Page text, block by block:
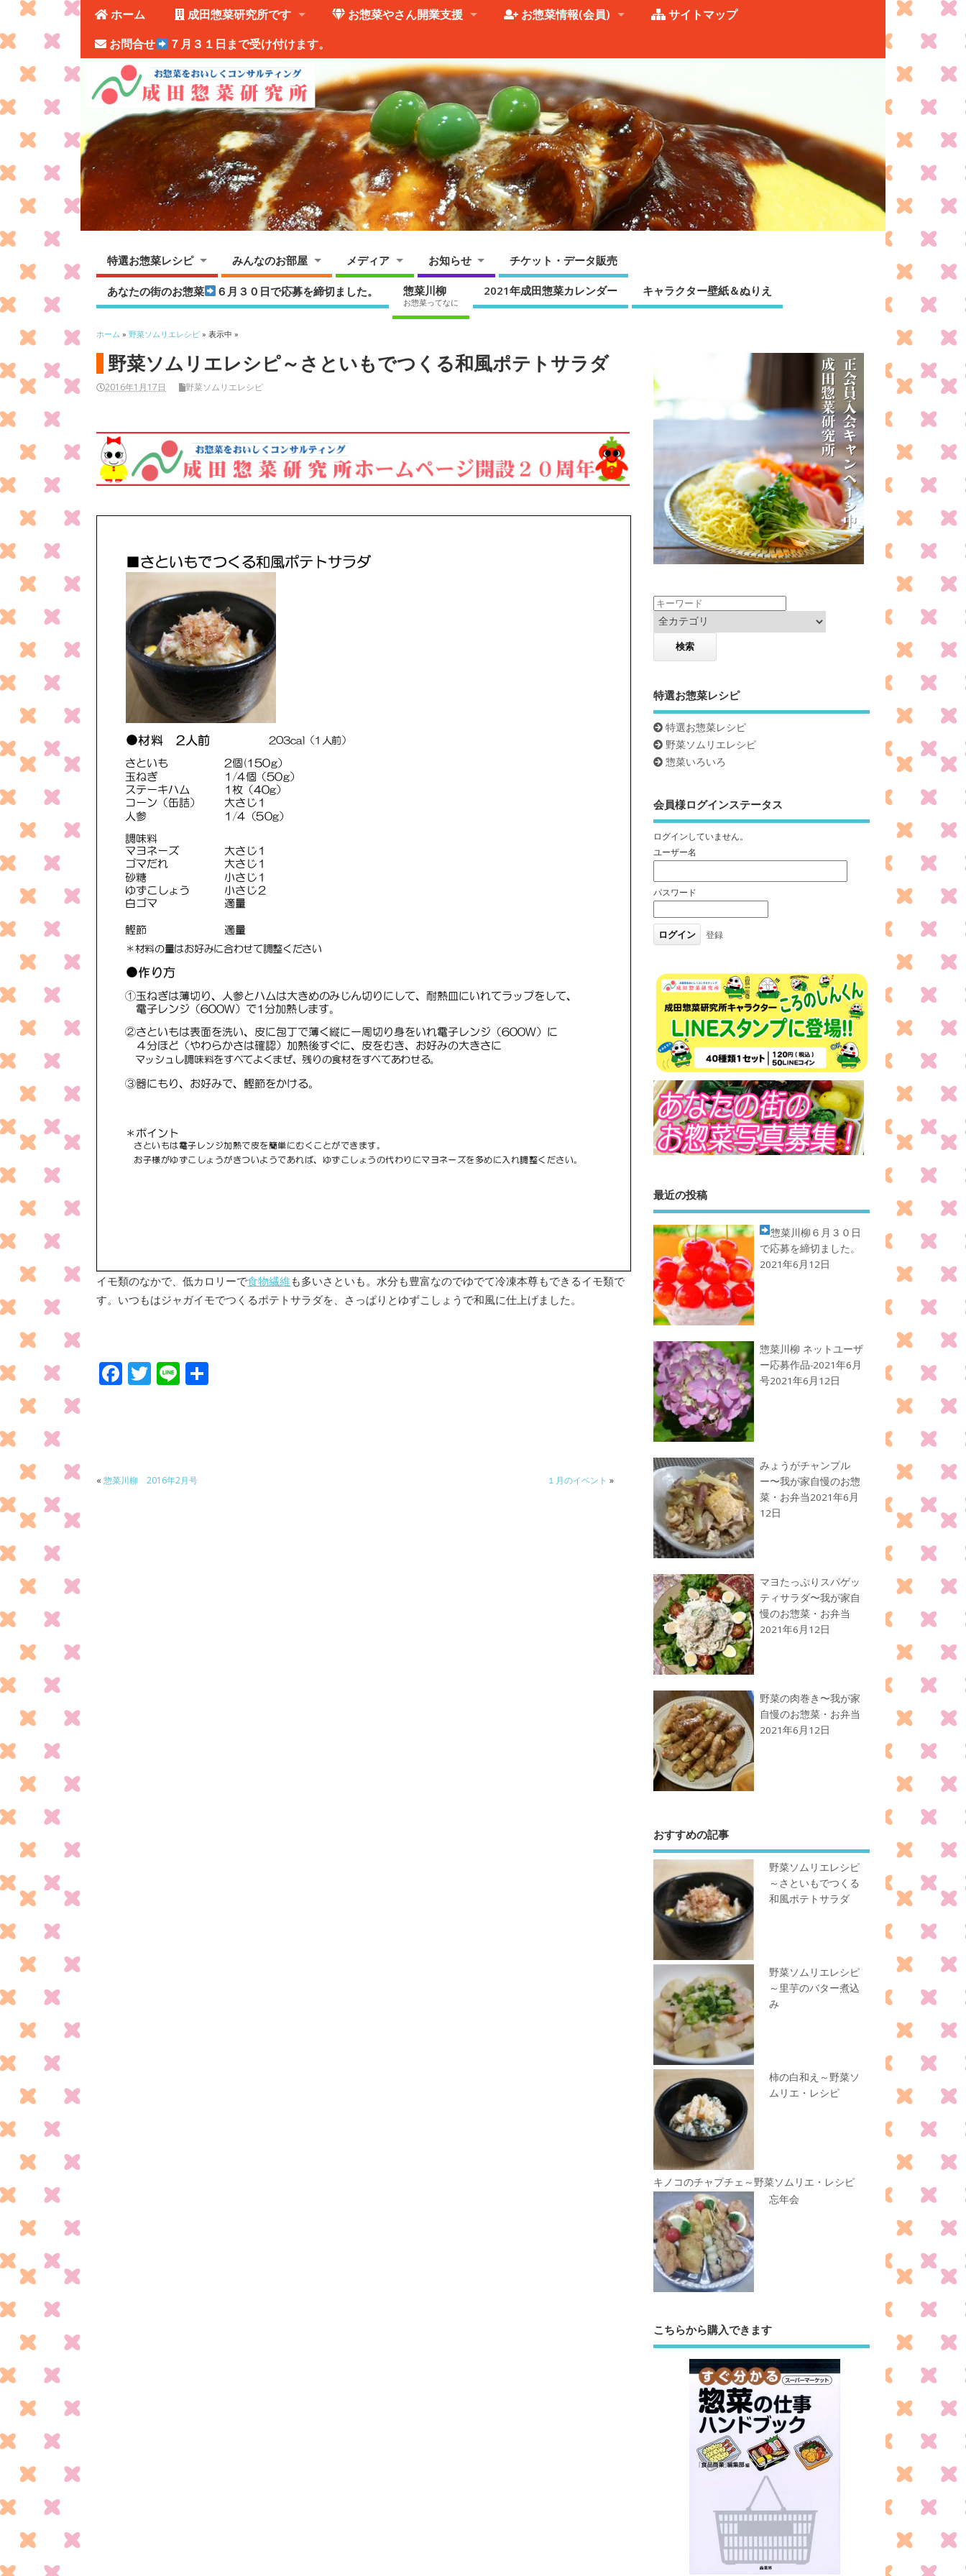
ホーム 成田惣菜研究所です お惣菜やさん開業支援 お惣菜情報(会員)
サイトマップ
お問合せ
７月３１日まで受け付けます。
特選お惣菜レシピ みんなのお部屋 メディア お知らせ チケット・データ販売
あなたの街のお惣菜 ６月３０日で応募を締切ました。 惣菜川柳
お惣菜ってなに
2021年成田惣菜カレンダー キャラクター壁紙＆ぬりえ
ホーム »野菜ソムリエレシピ » 表示中 »
野菜ソムリエレシピ～さといもでつくる和風ポテトサラダ
2016年1月17日 野菜ソムリエレシピ
イモ類のなかで、低カロリーで食物繊維も多いさといも。水分も豊富なのでゆでて冷凍本尊もできるイモ類で
す。いつもはジャガイモでつくるポテトサラダを、さっぱりとゆずこしょうで和風に仕上げました。
F
o
T Li
«惣菜川柳 2016年2月号 １月のイベント »
特選お惣菜レシピ
特選お惣菜レシピ
野菜ソムリエレシピ
惣菜いろいろ
会員様ログインステータス
ログインしていません。
ユーザー名
パスワード
登録
最近の投稿
惣菜川柳 ６月３０日
で応募を締切ました。
2021年6月12日
惣菜川柳 ネットユーザ
ー応募作品-2021年6月
号2021年6月12日
みょうがチャンプル
ー〜我が家自慢のお惣
菜・お弁当2021年6月
12日
マヨたっぷりスパゲッ
ティサラダ〜我が家自
慢のお惣菜・お弁当
2021年6月12日
野菜の肉巻き〜我が家
自慢のお惣菜・お弁当
2021年6月12日
おすすめの記事
野菜ソムリエレシピ
～さといもでつくる
和風ポテトサラダ
野菜ソムリエレシピ
～里芋のバター煮込
み
柿の白和え～野菜ソ
ムリエ・レシピ
キノコのチャプチェ～野菜ソムリエ・レシピ
忘年会
こちらから購入できます